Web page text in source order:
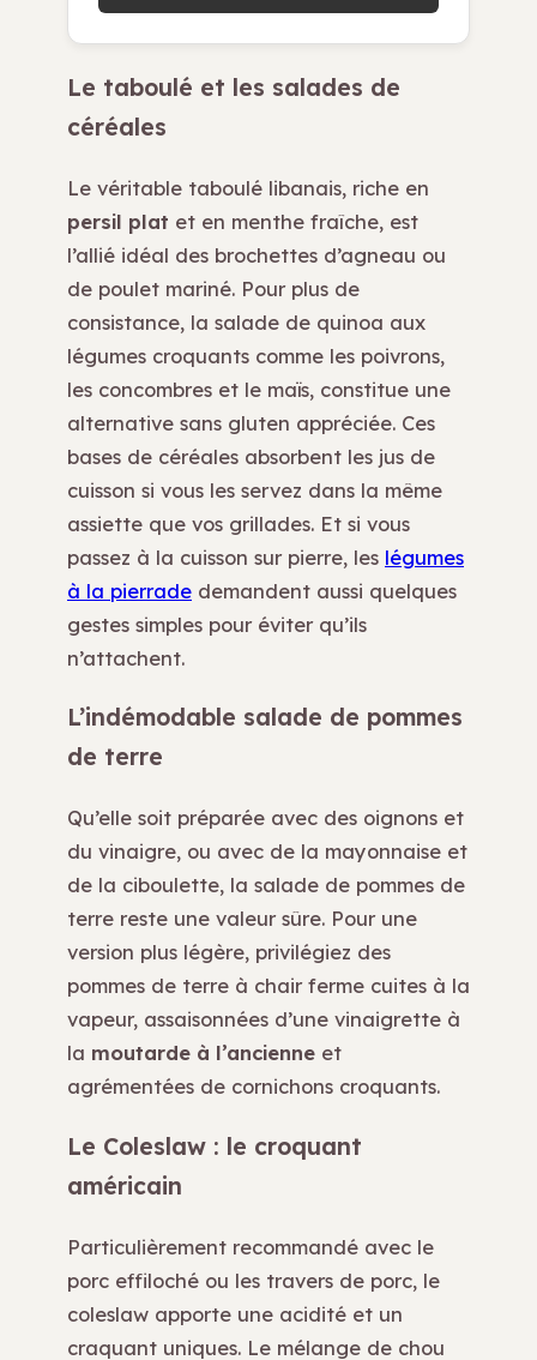
Le taboulé et les salades de
céréales
Le véritable taboulé libanais, riche en
persil plat et en menthe fraîche, est
l’allié idéal des brochettes d’agneau ou
de poulet mariné. Pour plus de
consistance, la salade de quinoa aux
légumes croquants comme les poivrons,
les concombres et le maïs, constitue une
alternative sans gluten appréciée. Ces
bases de céréales absorbent les jus de
cuisson si vous les servez dans la même
assiette que vos grillades. Et si vous
passez à la cuisson sur pierre, les légumes
à la pierrade demandent aussi quelques
gestes simples pour éviter qu’ils
n’attachent.
L’indémodable salade de pommes
de terre
Qu’elle soit préparée avec des oignons et
du vinaigre, ou avec de la mayonnaise et
de la ciboulette, la salade de pommes de
terre reste une valeur sûre. Pour une
version plus légère, privilégiez des
pommes de terre à chair ferme cuites à la
vapeur, assaisonnées d’une vinaigrette à
la moutarde à l’ancienne et
agrémentées de cornichons croquants.
Le Coleslaw : le croquant
américain
Particulièrement recommandé avec le
porc effiloché ou les travers de porc, le
coleslaw apporte une acidité et un
craquant uniques. Le mélange de chou